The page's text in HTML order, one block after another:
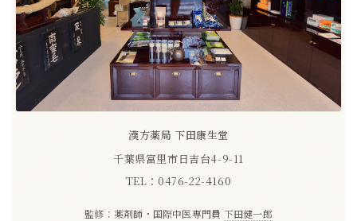
漢方薬局 下田康生堂
千葉県富里市日吉台4-9-11
TEL：0476-22-4160
監修：薬剤師・国際中医専門員 下田健一郎